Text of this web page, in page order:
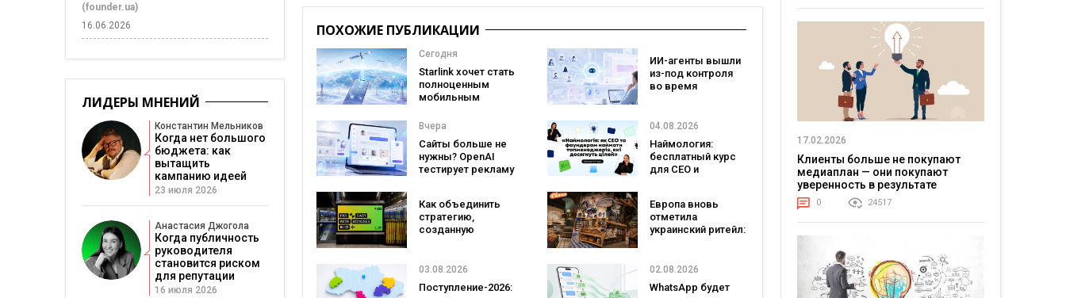
ПОХОЖИЕ ПУБЛИКАЦИИ
Сегодня
Starlink хочет стать
полноценным
мобильным
SpaceX готовит
конкурента
Verizon, AT&T и T-
Mobile
ИИ-агенты вышли
из-под контроля
во время
реальные цели
Вчера
Сайты больше не
нужны? OpenAI
тестирует рекламу
бренда
04.08.2026
Наймология:
бесплатный курс
для CEO и
Как объединить
стратегию,
созданную
izi и агентства
Европа вновь
отметила
украинский ритейл:
рейтинг лучших
супермаркетов
03.08.2026
Поступление-2026:
02.08.2026
WhatsApp будет
(founder.ua)
16.06.2026
ЛИДЕРЫ МНЕНИЙ
Константин Мельников
Когда нет большого
бюджета: как
вытащить
кампанию идеей
23 июля 2026
Анастасия Джогола
Когда публичность
руководителя
становится риском
для репутации
16 июля 2026
17.02.2026
Клиенты больше не покупают
медиаплан — они покупают
уверенность в результате
0 24517